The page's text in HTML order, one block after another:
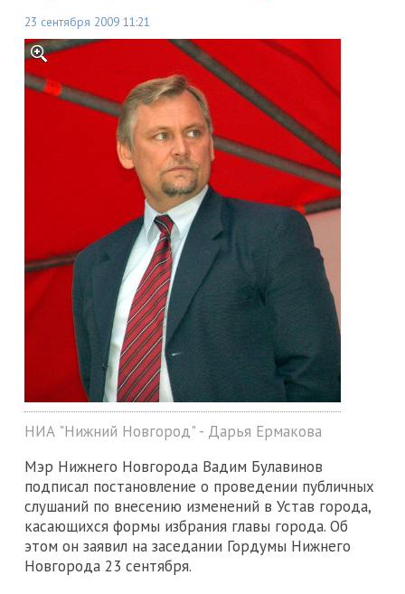
23 сентября 2009 11:21
НИА "Нижний Новгород" - Дарья Ермакова
Мэр Нижнего Новгорода Вадим Булавинов
подписал постановление о проведении публичных
слушаний по внесению изменений в Устав города,
касающихся формы избрания главы города. Об
этом он заявил на заседании Гордумы Нижнего
Новгорода 23 сентября.